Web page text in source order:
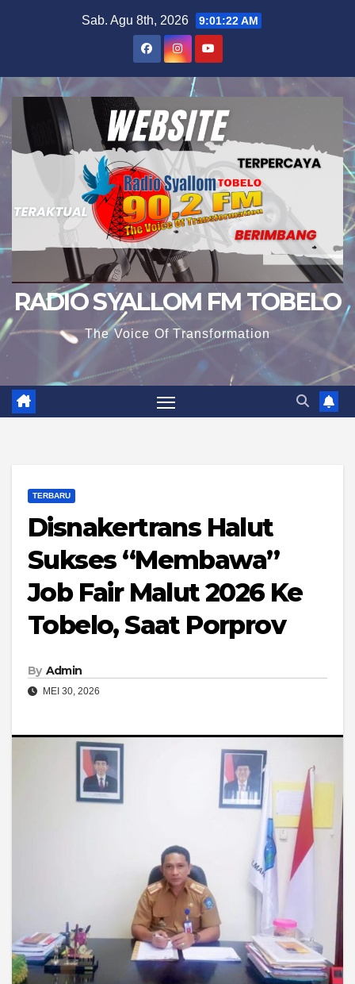
Sab. Agu 8th, 2026 9:01:24 AM
RADIO SYALLOM FM TOBELO
The Voice Of Transformation
TERBARU
Disnakertrans Halut
Sukses “Membawa”
Job Fair Malut 2026 Ke
Tobelo, Saat Porprov
By Admin
MEI 30, 2026